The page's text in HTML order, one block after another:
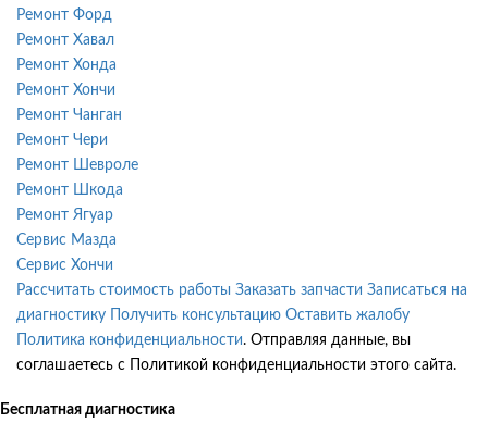
Ремонт Форд
Ремонт Хавал
Ремонт Хонда
Ремонт Хончи
Ремонт Чанган
Ремонт Чери
Ремонт Шевроле
Ремонт Шкода
Ремонт Ягуар
Сервис Мазда
Сервис Хончи
Рассчитать стоимость работы Заказать запчасти Записаться на
диагностику
Получить консультацию Оставить жалобу
Политика конфиденциальности. Отправляя данные, вы
соглашаетесь с Политикой конфиденциальности этого сайта.
Бесплатная диагностика